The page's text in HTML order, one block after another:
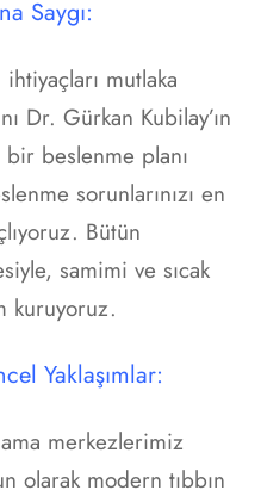
Saygı:
mutlaka
Dr. Gürkan Kubilay’ın
bir beslenme planı
sorunlarınızı en
Bütün
samimi ve sıcak
kuruyoruz.
Yaklaşımlar:
merkezlerimiz
olarak modern tıbbın